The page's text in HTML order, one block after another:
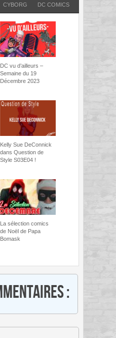
CYBORG DC COMICS
DC vu d’ailleurs –
Semaine du 19
Décembre 2023
Kelly Sue DeConnick
dans Question de
Style S03E04 !
La sélection comics
de Noël de Papa
Bomask
: